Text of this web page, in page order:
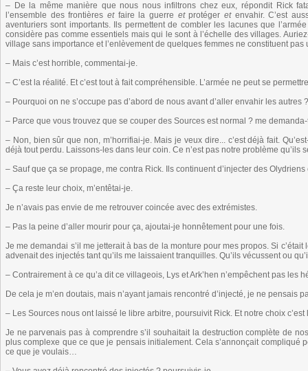
– De la même manière que nous nous infiltrons chez eux, répondit Rick
l’ensemble des frontières et faire la guerre etprotéger et envahir. C’est
aventuriers sont importants. Ils permettent de combler les lacunes que
considère pas comme essentiels mais qui le sont à l’échelle des villages.
village sans importance et l’enlèvement de quelques femmes ne constituent pas
– Mais c’est horrible, commentai-je.
– C’est la réalité. Et c’est tout à fait compréhensible. L’armée ne peut se
– Pourquoi on ne s’occupe pas d’abord de nous avant d’aller envahir les
– Parce que vous trouvez que se couper des Sources est normal ? me
– Non, bien sûr que non, m’horrifiai-je. Mais je veux dire... c’est déjà fait.
déjà tout perdu. Laissons-les dans leur coin. Ce n’est pas notre problème qu’ils
– Sauf que ça se propage, me contra Rick. Ils continuent d’injecter des Olydriens
– Ça reste leur choix, m’entêtai-je.
Je n’avais pas envie de me retrouver coincée avec des extrémistes.
– Pas la peine d’aller mourir pour ça, ajoutai-je honnêtement pour une fois.
Je me demandai s’il me jetterait à bas de la monture pour mes propos. Si
advenait des injectés tant qu’ils me laissaient tranquilles. Qu’ils vécussent ou
– Contrairement à ce qu’a dit ce villageois, Lys et Ark’hen n’empêchent pas
De cela je m’en doutais, mais n’ayant jamais rencontré d’injecté, je ne pensais
– Les Sources nous ont laissé le libre arbitre, poursuivit Rick. Et notre choix c’est
Je ne parvenais pas à comprendre s’il souhaitait la destruction complète de
plus complexe que ce que je pensais initialement. Cela s’annonçait compliqué
ce que je voulais…